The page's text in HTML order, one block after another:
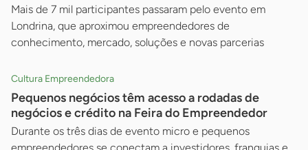
Mais de 7 mil participantes passaram pelo evento em
Londrina, que aproximou empreendedores de
conhecimento, mercado, soluções e novas parcerias
Cultura Empreendedora
Pequenos negócios têm acesso a rodadas de
negócios e crédito na Feira do Empreendedor
Durante os três dias de evento micro e pequenos